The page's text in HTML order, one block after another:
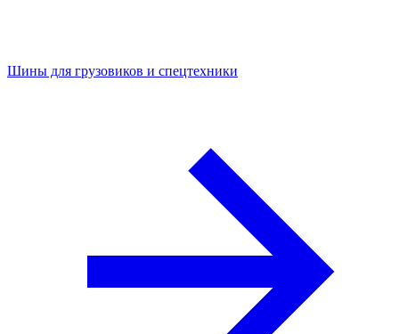
Шины для грузовиков и спецтехники